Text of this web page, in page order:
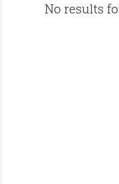
No results